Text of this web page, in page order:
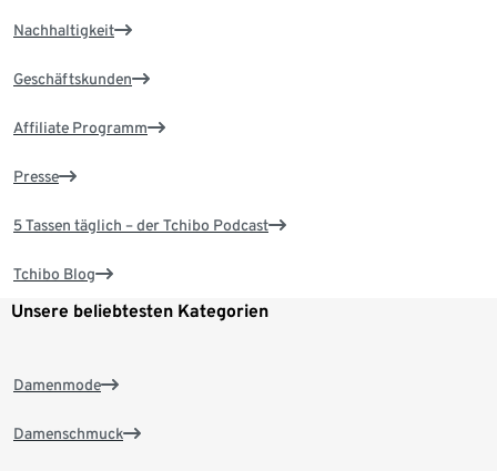
Nachhaltigkeit
Geschäftskunden
Affiliate Programm
Presse
5 Tassen täglich – der Tchibo Podcast
Tchibo Blog
Unsere beliebtesten Kategorien
Damenmode
Damenschmuck